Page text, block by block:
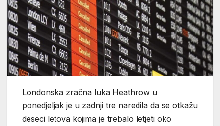
Londonska zračna luka Heathrow u
ponedjeljak je u zadnji tre naredila da se otkažu
deseci letova kojima je trebalo letjeti oko